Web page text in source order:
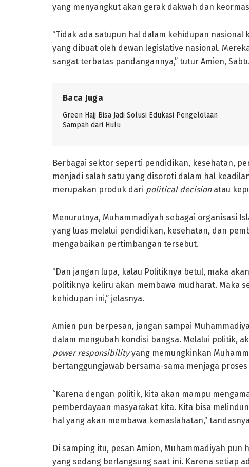
yang menyangkut akan gerak dakwah dan
“Tidak ada satupun hal dalam kehidupan
yang dibuat oleh dewan legislative nasional.
sangat terbatas pandangannya,” tutur Amien,
Baca Juga
Green Hajj Bisa Jadi Solusi Edukasi Pengelolaan
Sampah dari Hulu
Berbagai sektor seperti pendidikan, kesehatan,
menjadi salah satu yang disoroti dalam hal
merupakan produk dari political decisionatau
Menurutnya, Muhammadiyah sebagai organisasi
yang luas melalui pendidikan, kesehatan, dan
mengabaikan pertimbangan tersebut.
“Dan jangan lupa, kalau Politiknya betul, maka
politiknya keliru akan membawa mudharat. Maka
kehidupan ini,” jelasnya.
Amien pun berpesan, jangan sampai
dalam mengubah kondisi bangsa. Melalui politik,
power responsibilityyang memungkinkan
bertanggungjawab bersama-sama menjaga
“Karena dengan politik, kita akan mampu
pemberdayaan masyarakat kita. Kita bisa
hal yang akan membawa kemaslahatan,”
Di samping itu, pesan Amien, Muhammadiyah
yang sedang berlangsung saat ini. Karena setiap